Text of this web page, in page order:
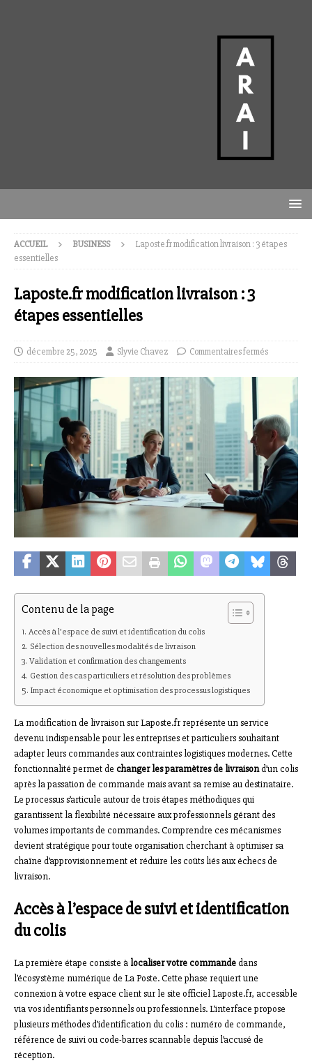
ACCUEIL BUSINESS
Laposte.fr modification livraison : 3 étapes
essentielles
Laposte.fr modification livraison : 3
étapes essentielles
décembre 25, 2025 Slyvie Chavez Commentaires fermés
Contenu de la page
Accès à l’espace de suivi et identification du colis
Sélection des nouvelles modalités de livraison
Validation et confirmation des changements
Gestion des cas particuliers et résolution des problèmes
Impact économique et optimisation des processus logistiques
La modification de livraison sur Laposte.fr représente un service
devenu indispensable pour les entreprises et particuliers souhaitant
adapter leurs commandes aux contraintes logistiques modernes. Cette
fonctionnalité permet de changer les paramètres de livraisond’un colis
après la passation de commande mais avant sa remise au destinataire.
Le processus s’articule autour de trois étapes méthodiques qui
garantissent la flexibilité nécessaire aux professionnels gérant des
volumes importants de commandes. Comprendre ces mécanismes
devient stratégique pour toute organisation cherchant à optimiser sa
chaîne d’approvisionnement et réduire les coûts liés aux échecs de
livraison.
Accès à l’espace de suivi et identification
du colis
La première étape consiste à localiser votre commandedans
l’écosystème numérique de La Poste. Cette phase requiert une
connexion à votre espace client sur le site officiel Laposte.fr, accessible
via vos identifiants personnels ou professionnels. L’interface propose
plusieurs méthodes d’identification du colis : numéro de commande,
référence de suivi ou code-barres scannable depuis l’accusé de
réception.